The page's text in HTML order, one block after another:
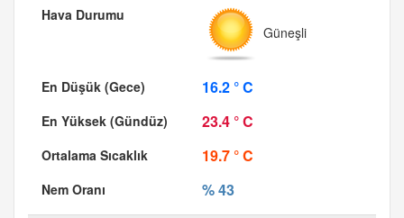
Güneşli
16.2 ° C
23.4 ° C
19.7 ° C
% 43